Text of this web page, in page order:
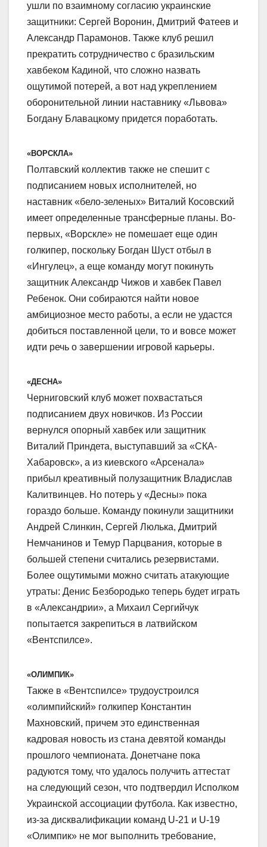
ушли по взаимному согласию украинские
защитники: Сергей Воронин, Дмитрий Фатеев и
Александр Парамонов. Также клуб решил
прекратить сотрудничество с бразильским
хавбеком Кадиной, что сложно назвать
ощутимой потерей, а вот над укреплением
оборонительной линии наставнику «Львова»
Богдану Блавацкому придется поработать.
«ВОРСКЛА»
Полтавский коллектив также не спешит с
подписанием новых исполнителей, но
наставник «бело-зеленых» Виталий Косовский
имеет определенные трансферные планы. Во-
первых, «Ворскле» не помешает еще один
голкипер, поскольку Богдан Шуст отбыл в
«Ингулец», а еще команду могут покинуть
защитник Александр Чижов и хавбек Павел
Ребенок. Они собираются найти новое
амбициозное место работы, а если не удастся
добиться поставленной цели, то и вовсе может
идти речь о завершении игровой карьеры.
«ДЕСНА»
Черниговский клуб может похвастаться
подписанием двух новичков. Из России
вернулся опорный хавбек или защитник
Виталий Приндета, выступавший за «СКА-
Хабаровск», а из киевского «Арсенала»
прибыл креативный полузащитник Владислав
Калитвинцев. Но потерь у «Десны» пока
гораздо больше. Команду покинули защитники
Андрей Слинкин, Сергей Люлька, Дмитрий
Немчанинов и Темур Парцвания, которые в
большей степени считались резервистами.
Более ощутимыми можно считать атакующие
утраты: Денис Безбородько теперь будет играть
в «Александрии», а Михаил Сергийчук
попытается закрепиться в латвийском
«Вентспилсе».
«ОЛИМПИК»
Также в «Вентспилсе» трудоустроился
«олимпийский» голкипер Константин
Махновский, причем это единственная
кадровая новость из стана девятой команды
прошлого чемпионата. Донетчане пока
радуются тому, что удалось получить аттестат
на следующий сезон, что подтвердил Исполком
Украинской ассоциации футбола. Как известно,
из-за дисквалификации команд U-21 и U-19
«Олимпик» не мог выполнить требование,